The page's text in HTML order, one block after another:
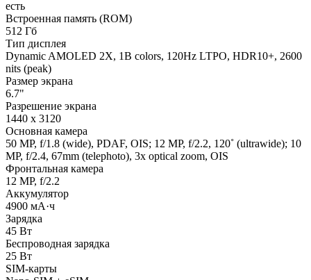
есть
Встроенная память (ROM)
512 Гб
Тип дисплея
Dynamic AMOLED 2X, 1B colors, 120Hz LTPO, HDR10+, 2600
nits (peak)
Размер экрана
6.7"
Разрешение экрана
1440 x 3120
Основная камера
50 MP, f/1.8 (wide), PDAF, OIS; 12 MP, f/2.2, 120˚ (ultrawide); 10
MP, f/2.4, 67mm (telephoto), 3x optical zoom, OIS
Фронтальная камера
12 MP, f/2.2
Аккумулятор
4900 мА·ч
Зарядка
45 Вт
Беспроводная зарядка
25 Вт
SIM-карты